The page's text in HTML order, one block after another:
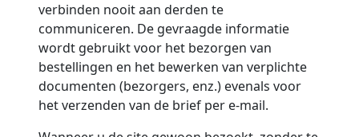
verbinden nooit aan derden te
communiceren. De gevraagde informatie
wordt gebruikt voor het bezorgen van
bestellingen en het bewerken van verplichte
documenten (bezorgers, enz.) evenals voor
het verzenden van de brief per e-mail.